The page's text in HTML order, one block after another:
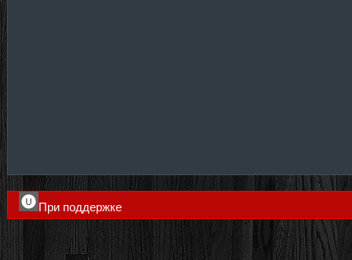
При поддержке